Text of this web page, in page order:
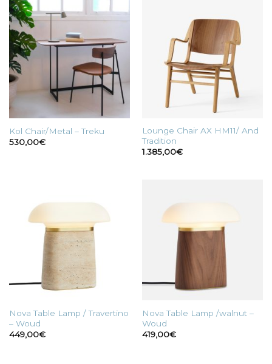
Kol Chair/Metal – Treku
530,00€
Lounge Chair AX HM11/ And
Tradition
1.385,00€
Nova Table Lamp / Travertino
– Woud
449,00€
Nova Table Lamp /walnut –
Woud
419,00€